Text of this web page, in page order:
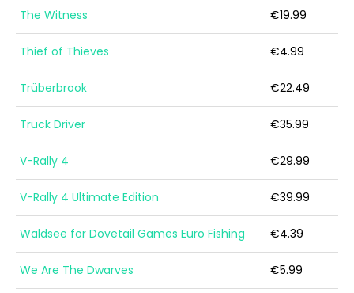
The Witness €19.99
Thief of Thieves €4.99
Trüberbrook €22.49
Truck Driver €35.99
V-Rally 4 €29.99
V-Rally 4 Ultimate Edition €39.99
Waldsee for Dovetail Games Euro Fishing €4.39
We Are The Dwarves €5.99